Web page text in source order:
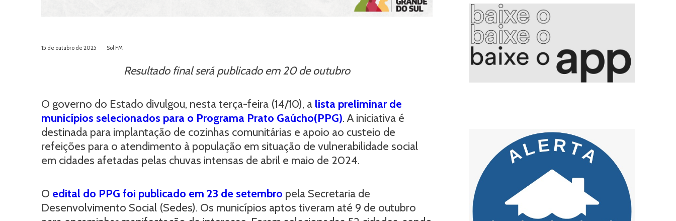
15 de outubro de 2025 Sol FM
Resultado final será publicado em 20 de outubro
O governo do Estado divulgou, nesta terça-feira (14/10), a lista preliminar de
municípios selecionados para o Programa Prato Gaúcho(PPG). A iniciativa é
destinada para implantação de cozinhas comunitárias e apoio ao custeio de
refeições para o atendimento à população em situação de vulnerabilidade social
em cidades afetadas pelas chuvas intensas de abril e maio de 2024.
O edital do PPG foi publicado em 23 de setembro pela Secretaria de
Desenvolvimento Social (Sedes). Os municípios aptos tiveram até 9 de outubro